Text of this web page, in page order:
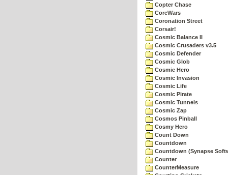
Copter Chase
CoreWars
Coronation Street
Corsair!
Cosmic Balance II
Cosmic Crusaders v3.5
Cosmic Defender
Cosmic Glob
Cosmic Hero
Cosmic Invasion
Cosmic Life
Cosmic Pirate
Cosmic Tunnels
Cosmic Zap
Cosmos Pinball
Cosmy Hero
Count Down
Countdown
Countdown (Synapse
Counter
CounterMeasure